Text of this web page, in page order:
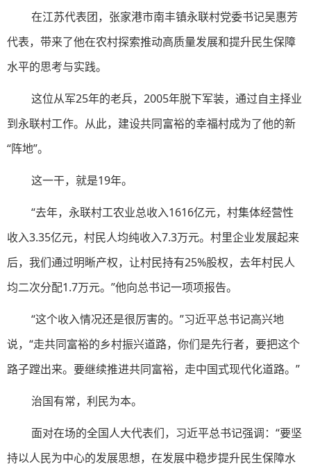
在江苏代表团，张家港市南丰镇永联村党委书记吴惠芳
代表，带来了他在农村探索推动高质量发展和提升民生保障
水平的思考与实践。
这位从军25年的老兵，2005年脱下军装，通过自主择业
到永联村工作。从此，建设共同富裕的幸福村成为了他的新
“阵地”。
这一干，就是19年。
“去年，永联村工农业总收入1616亿元，村集体经营性
收入3.35亿元，村民人均纯收入7.3万元。村里企业发展起来
后，我们通过明晰产权，让村民持有25%股权，去年村民人
均二次分配1.7万元。”他向总书记一项项报告。
“这个收入情况还是很厉害的。”习近平总书记高兴地
说，“走共同富裕的乡村振兴道路，你们是先行者，要把这个
路子蹚出来。要继续推进共同富裕，走中国式现代化道路。”
治国有常，利民为本。
面对在场的全国人大代表们，习近平总书记强调：“要坚
持以人民为中心的发展思想，在发展中稳步提升民生保障水